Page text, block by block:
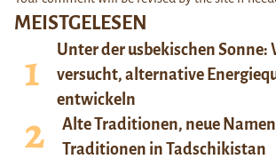
MEISTGELESEN
Unter der usbekischen Sonne:
versucht, alternative
entwickeln
Alte Traditionen, neue
Traditionen in Tadschikistan